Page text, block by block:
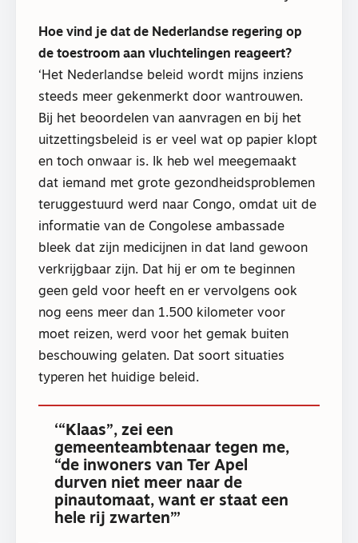
Hoe vind je dat de Nederlandse regering op
de toestroom aan vluchtelingen reageert?
‘Het Nederlandse beleid wordt mijns inziens
steeds meer gekenmerkt door wantrouwen.
Bij het beoordelen van aanvragen en bij het
uitzettingsbeleid is er veel wat op papier klopt
en toch onwaar is. Ik heb wel meegemaakt
dat iemand met grote gezondheidsproblemen
teruggestuurd werd naar Congo, omdat uit de
informatie van de Congolese ambassade
bleek dat zijn medicijnen in dat land gewoon
verkrijgbaar zijn. Dat hij er om te beginnen
geen geld voor heeft en er vervolgens ook
nog eens meer dan 1.500 kilometer voor
moet reizen, werd voor het gemak buiten
beschouwing gelaten. Dat soort situaties
typeren het huidige beleid.
‘“Klaas”, zei een
gemeenteambtenaar tegen me,
“de inwoners van Ter Apel
durven niet meer naar de
pinautomaat, want er staat een
hele rij zwarten”’